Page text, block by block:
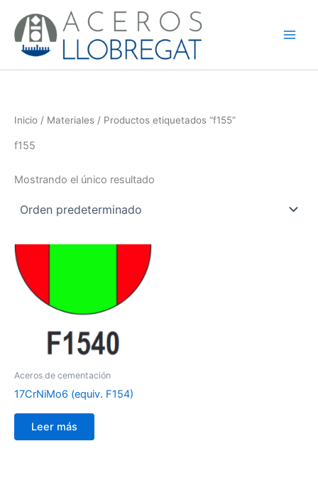
contenido
Inicio / Materiales / Productos etiquetados “f155”
f155
Mostrando el único resultado
Aceros de cementación
17CrNiMo6 (equiv. F154)
Leer más